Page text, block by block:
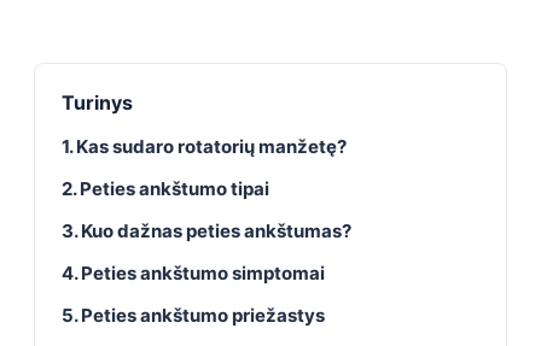
Turinys
1. Kas sudaro rotatorių manžetę?
2. Peties ankštumo tipai
3. Kuo dažnas peties ankštumas?
4. Peties ankštumo simptomai
5. Peties ankštumo priežastys